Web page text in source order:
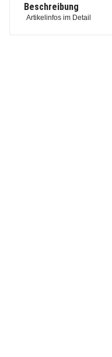
Beschreibung
Artikelinfos im Detail